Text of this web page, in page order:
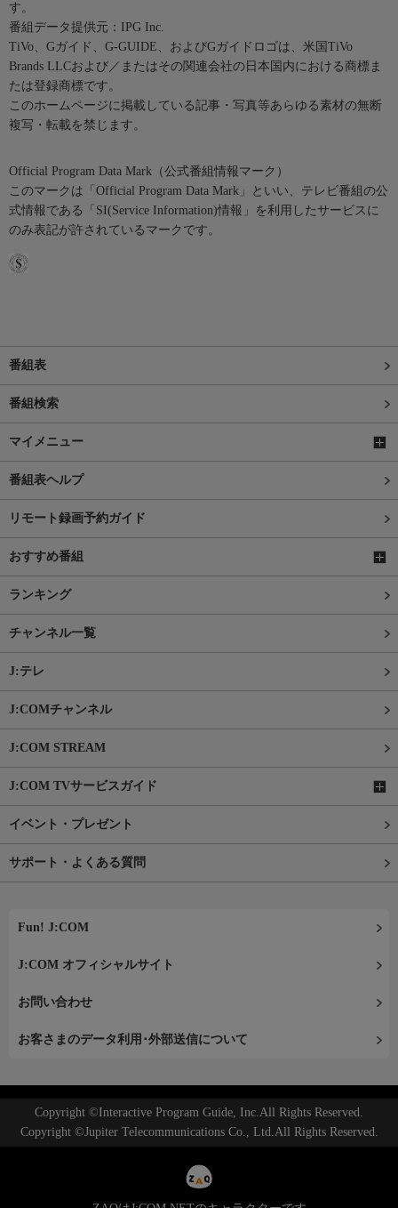
す。
番組データ提供元：IPG Inc.
TiVo、Gガイド、G-GUIDE、およびGガイドロゴは、米国TiVo
Brands LLCおよび／またはその関連会社の日本国内における商標ま
たは登録商標です。
このホームページに掲載している記事・写真等あらゆる素材の無断
複写・転載を禁じます。
Official Program Data Mark（公式番組情報マーク）
このマークは「Official Program Data Mark」といい、テレビ番組の公
式情報である「SI(Service Information)情報」を利用したサービスに
のみ表記が許されているマークです。
番組表
番組検索
マイメニュー
番組表ヘルプ
リモート録画予約ガイド
おすすめ番組
ランキング
チャンネル一覧
J:テレ
J:COMチャンネル
J:COM STREAM
J:COM TVサービスガイド
イベント・プレゼント
サポート・よくある質問
Fun! J:COM
J:COM オフィシャルサイト
お問い合わせ
お客さまのデータ利用･外部送信について
Copyright ©Interactive Program Guide, Inc.All Rights Reserved.
Copyright ©Jupiter Telecommunications Co., Ltd.All Rights Reserved.